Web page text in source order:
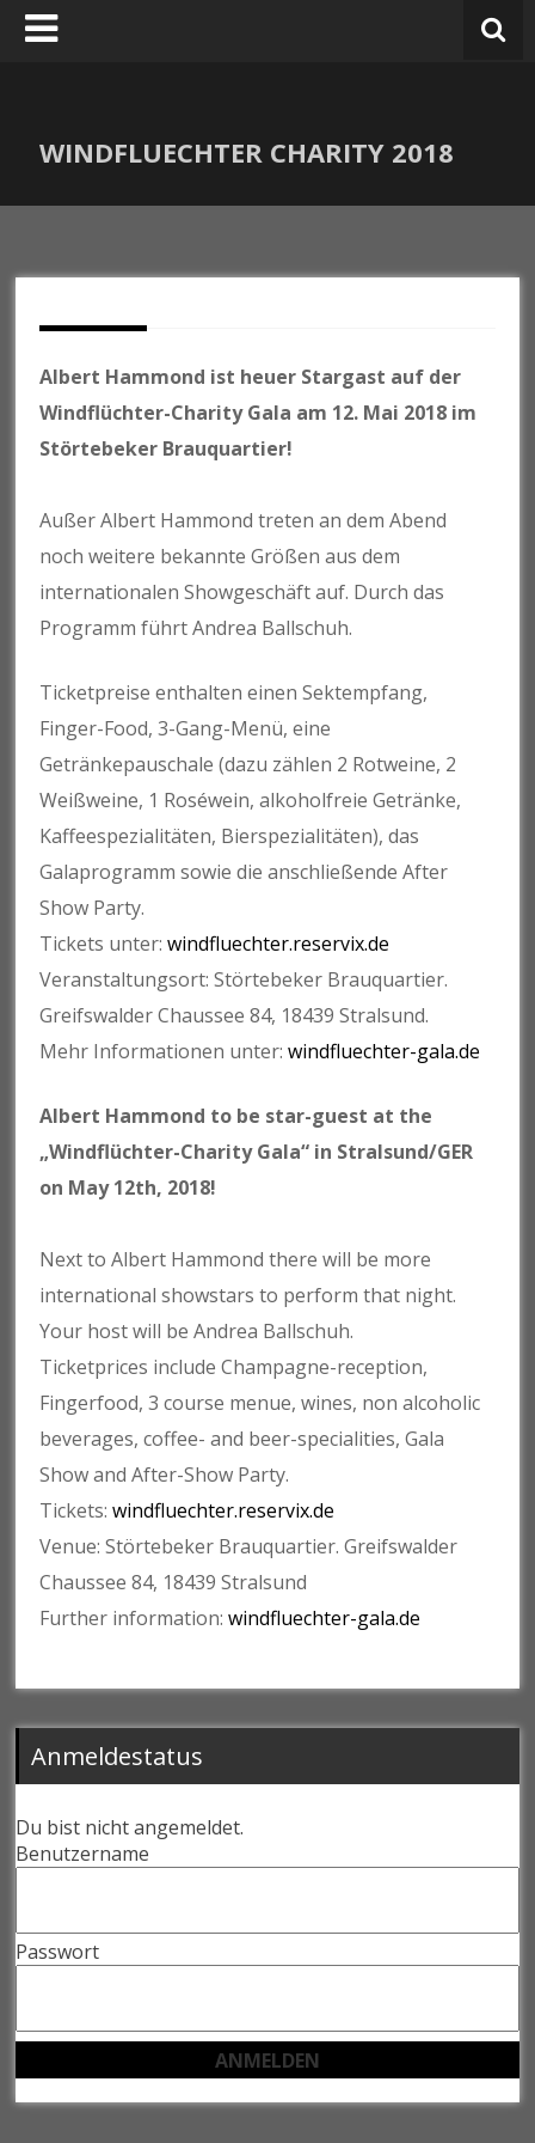
Zum
Inhalt
WINDFLUECHTER CHARITY 2018
Albert Hammond ist heuer Stargast auf der
Windflüchter-Charity Gala am 12. Mai 2018 im
Störtebeker Brauquartier!
Außer Albert Hammond treten an dem Abend
noch weitere bekannte Größen aus dem
internationalen Showgeschäft auf. Durch das
Programm führt Andrea Ballschuh.
Ticketpreise enthalten einen Sektempfang,
Finger-Food, 3-Gang-Menü, eine
Getränkepauschale (dazu zählen 2 Rotweine, 2
Weißweine, 1 Roséwein, alkoholfreie Getränke,
Kaffeespezialitäten, Bierspezialitäten), das
Galaprogramm sowie die anschließende After
Show Party.
Tickets unter:windfluechter.reservix.de
Veranstaltungsort: Störtebeker Brauquartier.
Greifswalder Chaussee 84, 18439 Stralsund.
Mehr Informationen unter:windfluechter-gala.de
Albert Hammond to be star-guest at the
„Windflüchter-Charity Gala“ in Stralsund/GER
on May 12th, 2018!
Next to Albert Hammond there will be more
international showstars to perform that night.
Your host will be Andrea Ballschuh.
Ticketprices include Champagne-reception,
Fingerfood, 3 course menue, wines, non alcoholic
beverages, coffee- and beer-specialities, Gala
Show and After-Show Party.
Tickets:windfluechter.reservix.de
Venue: Störtebeker Brauquartier. Greifswalder
Chaussee 84, 18439 Stralsund
Further information:windfluechter-gala.de
Anmeldestatus
Du bist nicht angemeldet.
Benutzername
Passwort